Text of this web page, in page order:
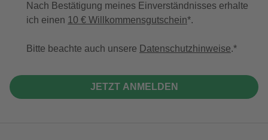
Nach Bestätigung meines Einverständnisses erhalte
ich einen 10 € Willkommensgutschein*.
Bitte beachte auch unsere Datenschutzhinweise.
JETZT ANMELDEN